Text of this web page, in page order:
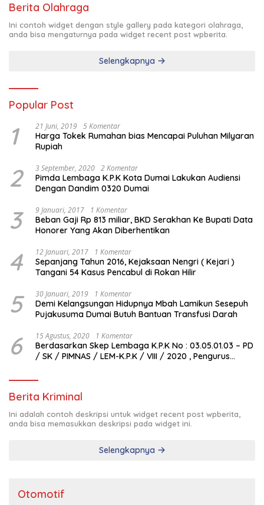
Berita Olahraga
Ini contoh widget dengan style gallery pada kategori olahraga,
anda bisa mengaturnya pada widget recent post wpberita.
Selengkapnya
Popular Post
1 21 Juni, 2019 5 Komentar
Harga Tokek Rumahan bias Mencapai Puluhan Milyaran
Rupiah
2 3 September, 2020 2 Komentar
Pimda Lembaga K.P.K Kota Dumai Lakukan Audiensi
Dengan Dandim 0320 Dumai
3 9 Januari, 2017 1 Komentar
Beban Gaji Rp 813 miliar, BKD Serakhan Ke Bupati Data
Honorer Yang Akan Diberhentikan
4 12 Januari, 2017 1 Komentar
Sepanjang Tahun 2016, Kejaksaan Nengri ( Kejari )
Tangani 54 Kasus Pencabul di Rokan Hilir
5 30 Januari, 2019 1 Komentar
Demi Kelangsungan Hidupnya Mbah Lamikun Sesepuh
Pujakusuma Dumai Butuh Bantuan Transfusi Darah
6 15 Agustus, 2020 1 Komentar
Berdasarkan Skep Lembaga K.P.K No : 03.05.01.03 – PD
/ SK / PIMNAS / LEM-K.P.K / VIII / 2020 , Pengurus
Berita Kriminal
Ini adalah contoh deskripsi untuk widget recent post wpberita,
anda bisa memasukkan deskripsi pada widget ini.
Selengkapnya
Otomotif